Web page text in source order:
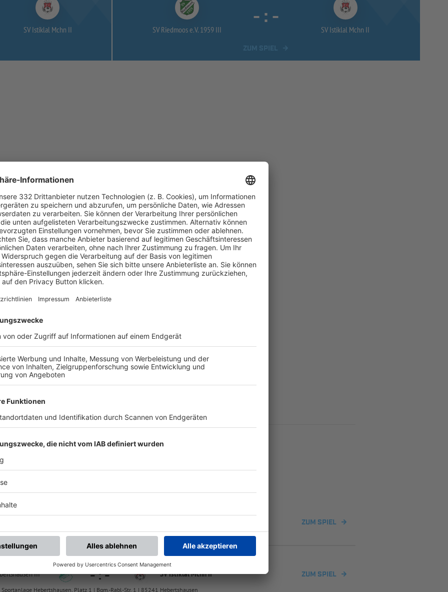
SV Istiklal Mchn II SV Riedmoos e.V. 1959 III
- : -
SV Istiklal Mchn II
UNSERE NEUIGKEITEN FÜR DICH
ZUM SPIEL
Sportplatz Riedmoos, Platz 1 | Zum Hirschdamm 3 | 85716 Unterschleißheim
142 C-Klasse 2
III -:- SV Istiklal Mchn II ZUM SPIEL
Sportanlage Hebertshausen, Platz 1 | Bgm.-Rabl-Str. 1 | 85241 Hebertshausen